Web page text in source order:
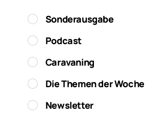
Sonderausgabe
Podcast
Caravaning
Die Themen der Woche
Newsletter